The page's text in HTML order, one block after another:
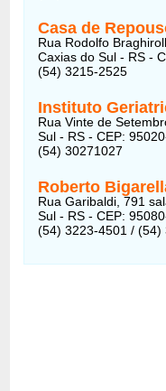
Casa de
Rua Rodolfo
Caxias do Sul - RS -
(54) 3215-2525
Instituto
Rua Vinte de
Sul - RS - CEP:
(54) 30271027
Roberto
Rua Garibaldi, 791
Sul - RS - CEP:
(54) 3223-4501 / (54)